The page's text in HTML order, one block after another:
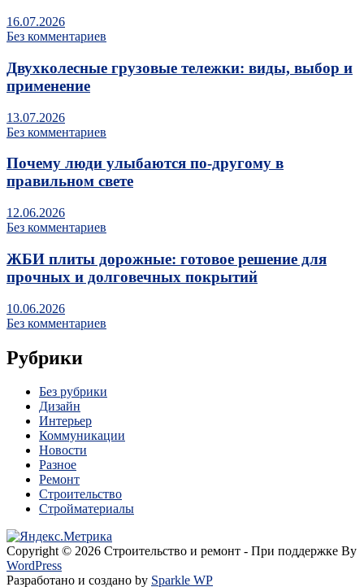
16.07.2026
Без комментариев
Двухколесные грузовые тележки: виды, выбор и
применение
13.07.2026
Без комментариев
Почему люди улыбаются по‑другому в
правильном свете
12.06.2026
Без комментариев
ЖБИ плиты дорожные: готовое решение для
прочных и долговечных покрытий
10.06.2026
Без комментариев
Рубрики
Без рубрики
Дизайн
Интерьер
Коммуникации
Новости
Разное
Ремонт
Строительство
Стройматериалы
Copyright © 2026 Строительство и ремонт - При поддержке By
WordPress
Разработано и создано by Sparkle WP